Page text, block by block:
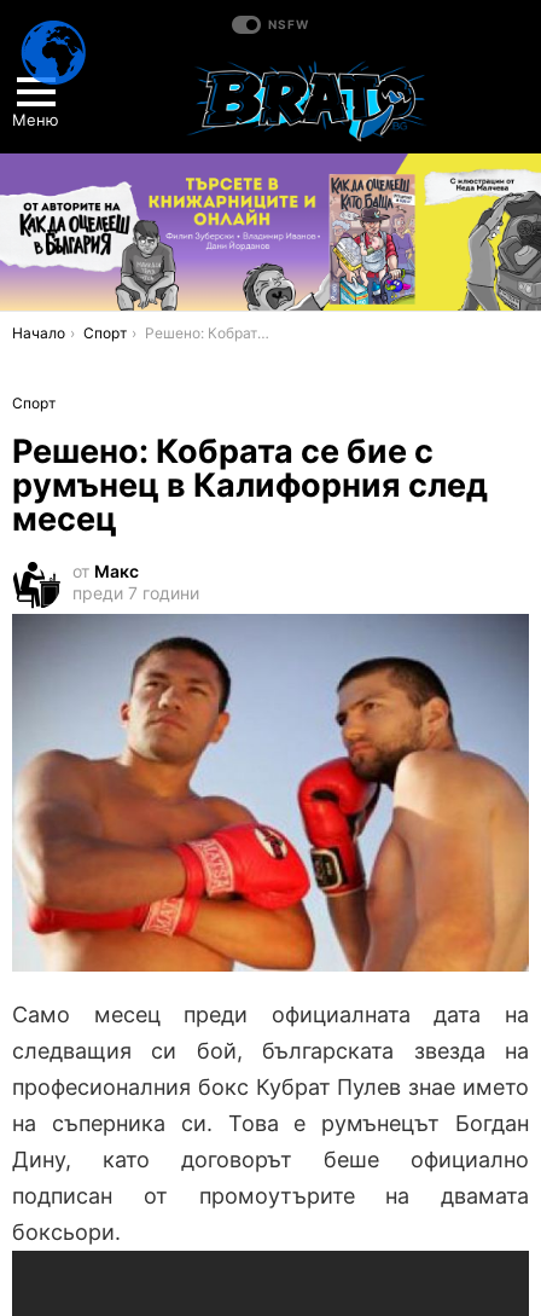
NSFW
Меню
You are here:
Начало Спорт Решено: Кобрата се бие с румънец в Калифорния след месец
Спорт
Решено: Кобрата се бие с
румънец в Калифорния след
месец
от Макс
преди 7 години
Само месец преди официалната дата на
следващия си бой, българската звезда на
професионалния бокс Кубрат Пулев знае името
на съперника си. Това е румънецът Богдан
Дину, като договорът беше официално
подписан от промоутърите на двамата
боксьори.